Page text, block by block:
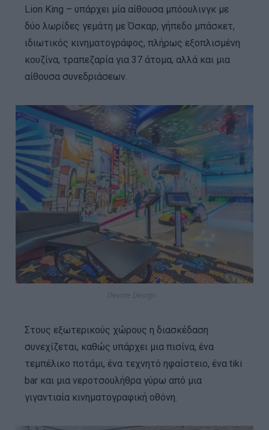
Lion King – υπάρχει μία αίθουσα μπόουλινγκ με
δύο λωρίδες γεμάτη με Όσκαρ, γήπεδο μπάσκετ,
ιδιωτικός κινηματογράφος, πλήρως εξοπλισμένη
κουζίνα, τραπεζαρία για 37 άτομα, αλλά και μια
αίθουσα συνεδριάσεων.
Στους εξωτερικούς χώρους η διασκέδαση
συνεχίζεται, καθώς υπάρχει μια πισίνα, ένα
τεμπέλικο ποτάμι, ένα τεχνητό ηφαίστειο, ένα tiki
bar και μια νεροτσουλήθρα γύρω από μια
γιγαντιαία κινηματογραφική οθόνη.